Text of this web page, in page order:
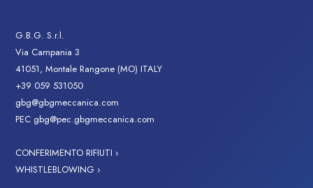
G.B.G. S.r.l.
Via Campania 3
41051, Montale Rangone (MO) ITALY
+39 059 531050
gbg@gbgmeccanica.com
PEC gbg@pec.gbgmeccanica.com
CONFERIMENTO RIFIUTI ›
WHISTLEBLOWING ›